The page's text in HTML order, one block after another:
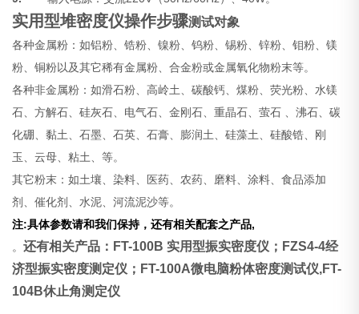
实用型堆密度仪操作步骤测试对象
各种金属粉：如铝粉、锆粉、镍粉、钨粉、锡粉、锌粉、钼粉、镁
粉、铜粉以及其它稀有金属粉、合金粉或金属氧化物粉末等。
各种非金属粉：如滑石粉、高岭土、碳酸钙、煤粉、荧光粉、水镁
石、方解石、硅灰石、电气石、金刚石、重晶石、萤石 、沸石、碳
化硼、黏土、石墨、石英、石膏、膨润土、硅藻土、硅酸锆、刚
玉、云母、粘土、等。
其它粉末：如土壤、染料、医药、农药、磨料、涂料、食品添加
剂、催化剂、水泥、河流泥沙等。
注:具体参数请和我们保持，还有相关配套之产品,
。还有相关产品： FT-100B实用型振实密度仪 ； FZS4-4经
济型振实密度测定仪； FT-100A微电脑粉体密度测试仪,FT-
104B休止角测定仪